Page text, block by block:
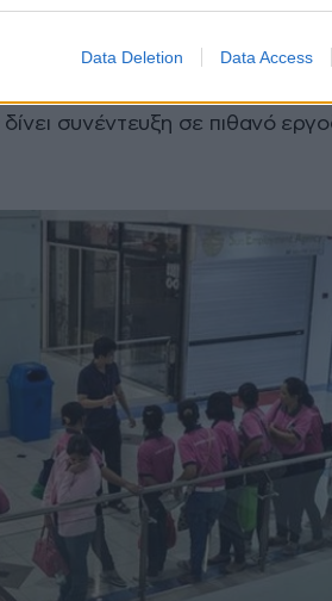
Data Deletion Data Access
συνέντευξη σε πιθανό